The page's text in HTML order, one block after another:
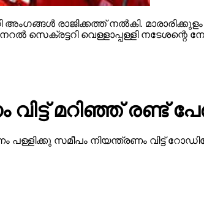
രാജിക്കത്ത് നല്‍കി. മാരാരിക്കുളം
വെള്ളാപ്പള്ളി നടേശന്റെ
മറിഞ്ഞ് രണ്ട്
പള്ളിക്കു സമീപം നിയന്ത്രണം വിട്ട്